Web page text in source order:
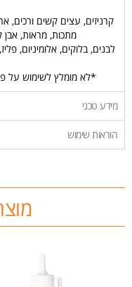
קרניזים, עצים קשים ורכים,
מתכות, מראות, אבן
לבנים, בלוקים, אלומיניום,
*לא מומלץ לשימוש על
מידע טכני
הוראות שימוש